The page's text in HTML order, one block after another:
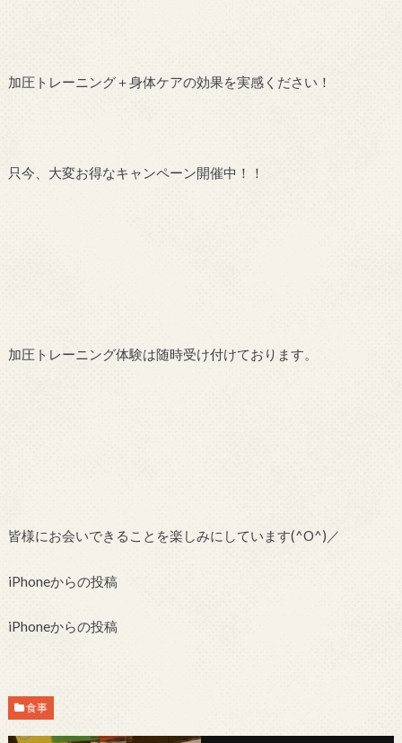
加圧トレーニング＋身体ケアの効果を実感ください！
只今、大変お得なキャンペーン開催中！！
加圧トレーニング体験は随時受け付けております。
皆様にお会いできることを楽しみにしています(^O^)／
iPhoneからの投稿
iPhoneからの投稿
食事